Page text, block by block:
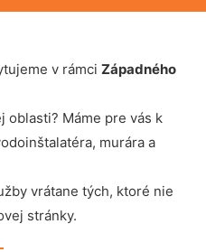
v rámci Západného
oblasti? Máme pre vás k
murára a
vrátane tých, ktoré nie
stránky.